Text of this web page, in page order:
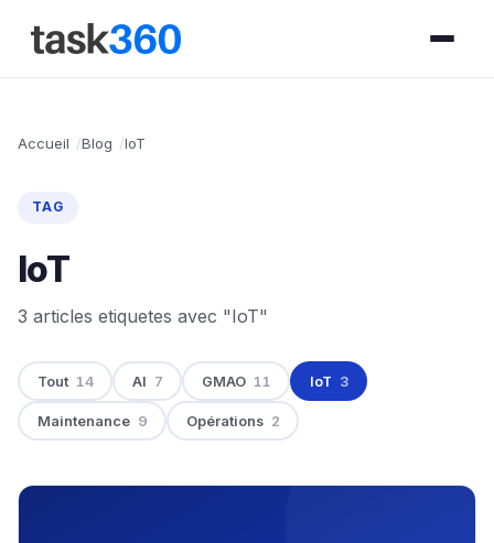
Accueil Blog IoT
TAG
IoT
3 articles etiquetes avec "IoT"
Tout 14 AI 7 GMAO 11 IoT 3
Maintenance 9 Opérations 2